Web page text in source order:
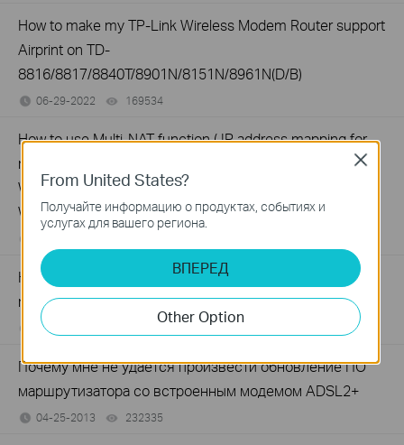
How to make my TP-Link Wireless Modem Router support
Airprint on TD-
8816/8817/8840T/8901N/8151N/8961N(D/B)
06-29-2022 169534
How to use Multi-NAT function ( IP address mapping for
multiple IP servers) on TD-8816/8817 , TD-8840T, TD-
W8901G(N), TD-W8151N,TD-W8951ND(B), TD-
W8961N(D/B)
How to configure Static Routing on TP-Link ADSL2+
modem router (Trendchip Solution)
06-29-2022
Почему мне не удается произвести обновление ПО
маршрутизатора со встроенным модемом ADSL2+
04-25-2013 232335
From United States?
Получайте информацию о продуктах, событиях и
услугах для вашего региона.
ВПЕРЕД
Other Option
Close